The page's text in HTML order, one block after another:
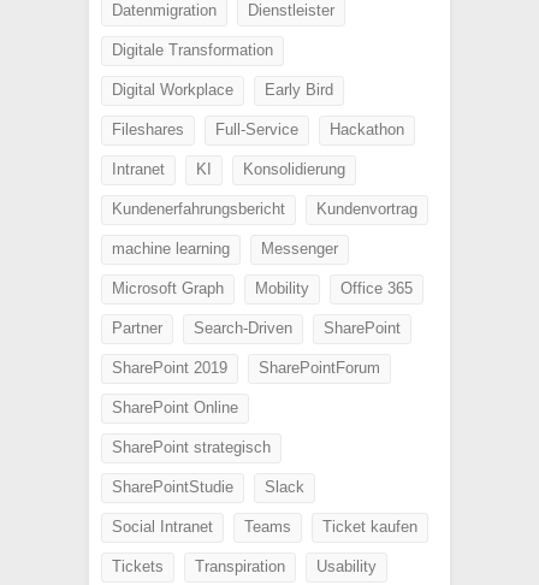
Datenmigration Dienstleister
Digitale Transformation
Digital Workplace Early Bird
Fileshares Full-Service Hackathon
Intranet KI Konsolidierung
Kundenerfahrungsbericht Kundenvortrag
machine learning Messenger
Microsoft Graph Mobility Office 365
Partner Search-Driven SharePoint
SharePoint 2019 SharePointForum
SharePoint Online
SharePoint strategisch
SharePointStudie Slack
Social Intranet Teams Ticket kaufen
Tickets Transpiration Usability